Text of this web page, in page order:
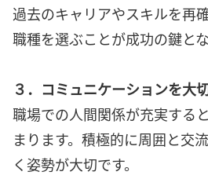
過去のキャリアやスキルを再
職種を選ぶことが成功の鍵とな
３．コミュニケーションを大
職場での人間関係が充実する
まります。積極的に周囲と交
く姿勢が大切です。